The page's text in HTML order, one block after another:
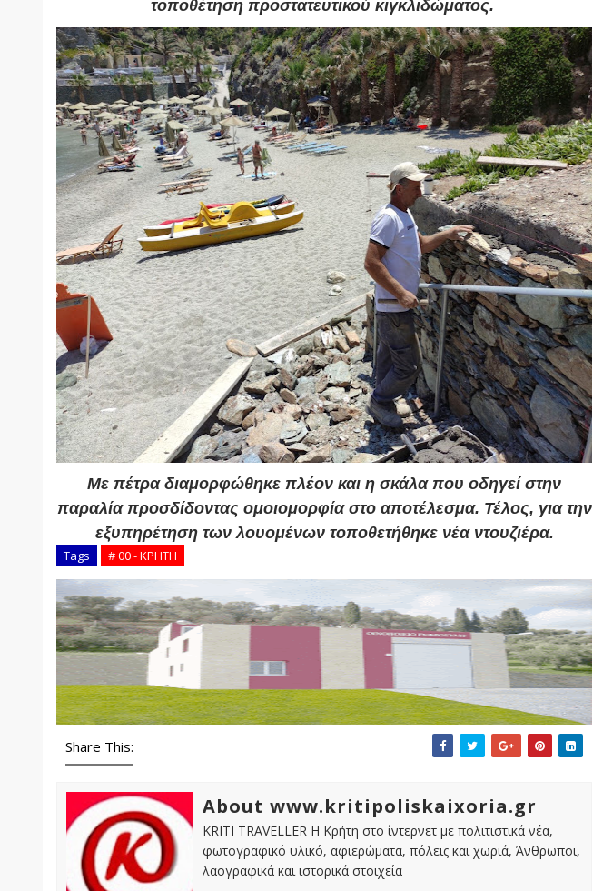
τοποθέτηση προστατευτικού κιγκλιδώματος.
Με πέτρα διαμορφώθηκε πλέον και η σκάλα που οδηγεί στην
παραλία προσδίδοντας ομοιομορφία στο αποτέλεσμα. Τέλος, για την
εξυπηρέτηση των λουομένων τοποθετήθηκε νέα ντουζιέρα.
Tags # 00 - ΚΡΗΤΗ
Share This:
About www.kritipoliskaixoria.gr
KRITI TRAVELLER Η Κρήτη στο ίντερνετ με πολιτιστικά νέα,
φωτογραφικό υλικό, αφιερώματα, πόλεις και χωριά, Άνθρωποι,
λαογραφικά και ιστορικά στοιχεία